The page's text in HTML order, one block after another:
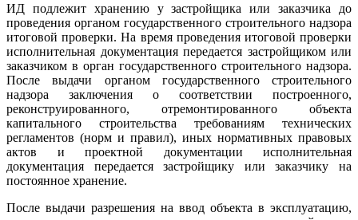
ИД подлежит хранению у застройщика или заказчика до
проведения органом государственного строительного надзора
итоговой проверки. На время проведения итоговой проверки
исполнительная документация передается застройщиком или
заказчиком в орган государственного строительного надзора.
После выдачи органом государственного строительного
надзора заключения о соответствии построенного,
реконструированного, отремонтированного объекта
капитального строительства требованиям технических
регламентов (норм и правил), иных нормативных правовых
актов и проектной документации исполнительная
документация передается застройщику или заказчику на
постоянное хранение.
После выдачи разрешения на ввод объекта в эксплуатацию,